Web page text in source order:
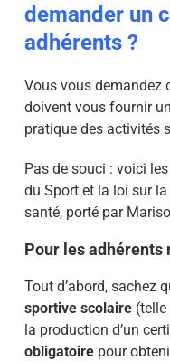
demander un
adhérents ?
Vous vous demandez
doivent vous fournir
pratique des activités
Pas de souci : voici
du Sport et la loi sur
santé, porté par
Pour les adhérents
Tout d’abord, sachez
sportive scolaire (telle
la production d’un
obligatoirepour